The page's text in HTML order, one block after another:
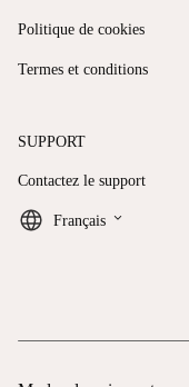
Politique de cookies
Termes et conditions
SUPPORT
Contactez le support
Français keyboard_arrow_down